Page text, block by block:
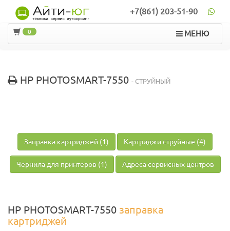
+7(861) 203-51-90
МЕНЮ
0
HP PHOTOSMART-7550 - СТРУЙНЫЙ
Заправка картриджей (1) Картриджи струйные (4)
Чернила для принтеров (1) Адреса сервисных центров
HP PHOTOSMART-7550 заправка
картриджей